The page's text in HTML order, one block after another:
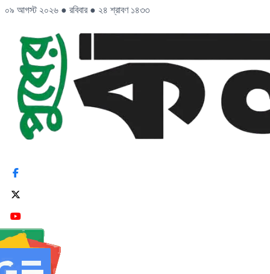
০৯ আগস্ট ২০২৬ ● রবিবার ● ২৪ শ্রাবণ ১৪৩৩